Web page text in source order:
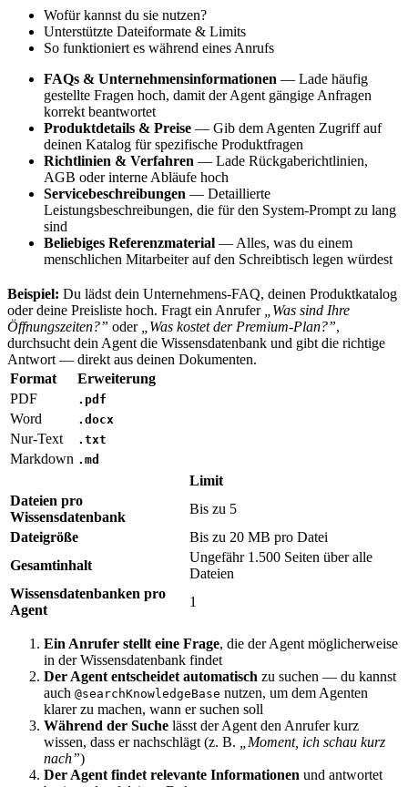
Wofür kannst du sie nutzen?
Unterstützte Dateiformate & Limits
So funktioniert es während eines Anrufs
FAQs & Unternehmensinformationen — Lade häufig
gestellte Fragen hoch, damit der Agent gängige Anfragen
korrekt beantwortet
Produktdetails & Preise — Gib dem Agenten Zugriff auf
deinen Katalog für spezifische Produktfragen
Richtlinien & Verfahren — Lade Rückgaberichtlinien,
AGB oder interne Abläufe hoch
Servicebeschreibungen — Detaillierte
Leistungsbeschreibungen, die für den System-Prompt zu lang
sind
Beliebiges Referenzmaterial — Alles, was du einem
menschlichen Mitarbeiter auf den Schreibtisch legen würdest
Beispiel: Du lädst dein Unternehmens-FAQ, deinen Produktkatalog
oder deine Preisliste hoch. Fragt ein Anrufer
„Was sind Ihre
Öffnungszeiten?” oder „Was kostet der Premium-Plan?”,
durchsucht dein Agent die Wissensdatenbank und gibt die richtige
Antwort — direkt aus deinen Dokumenten.
Format
Erweiterung
PDF
.pdf
Word .docx
Nur-Text .txt
Markdown .md
Limit
Dateien pro
Wissensdatenbank
Bis zu 5
Dateigröße
Bis zu 20 MB pro Datei
Gesamtinhalt
Ungefähr 1.500 Seiten über alle
Dateien
Wissensdatenbanken pro
Agent
1
Ein Anrufer stellt eine Frage, die der Agent möglicherweise
in der Wissensdatenbank findet
Der Agent entscheidet automatisch zu suchen — du kannst
auch @searchKnowledgeBase nutzen, um dem Agenten
klarer zu machen, wann er suchen soll
Während der Suche lässt der Agent den Anrufer kurz
wissen, dass er nachschlägt (z. B.
„Moment, ich schau kurz
nach”)
Der Agent findet relevante Informationen und antwortet